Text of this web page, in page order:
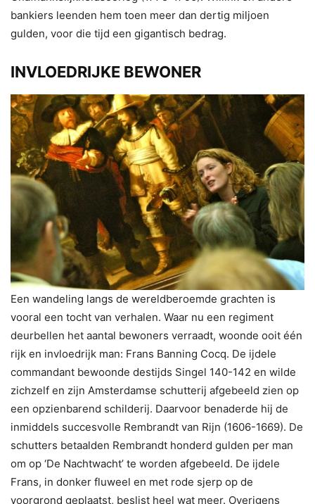
bankiers leenden hem toen meer dan dertig miljoen
gulden, voor die tijd een gigantisch bedrag.
INVLOEDRIJKE BEWONER
Een wandeling langs de wereldberoemde grachten is
vooral een tocht van verhalen. Waar nu een regiment
deurbellen het aantal bewoners verraadt, woonde ooit één
rijk en invloedrijk man: Frans Banning Cocq. De ijdele
commandant bewoonde destijds Singel 140-142 en wilde
zichzelf en zijn Amsterdamse schutterij afgebeeld zien op
een opzienbarend schilderij. Daarvoor benaderde hij de
inmiddels succesvolle Rembrandt van Rijn (1606-1669). De
schutters betaalden Rembrandt honderd gulden per man
om op ‘De Nachtwacht’ te worden afgebeeld. De ijdele
Frans, in donker fluweel en met rode sjerp op de
voorgrond geplaatst, beslist heel wat meer. Overigens